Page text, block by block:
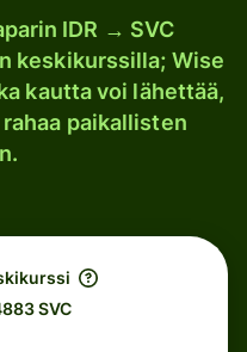
IDR → SVC
keskikurssilla; Wise
kautta voi lähettää,
paikallisten
SVC